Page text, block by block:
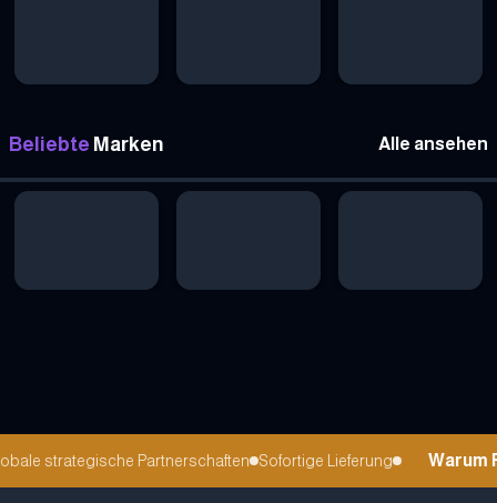
Beliebte Marken Alle ansehen
strategische Partnerschaften Sofortige Lieferung Warum